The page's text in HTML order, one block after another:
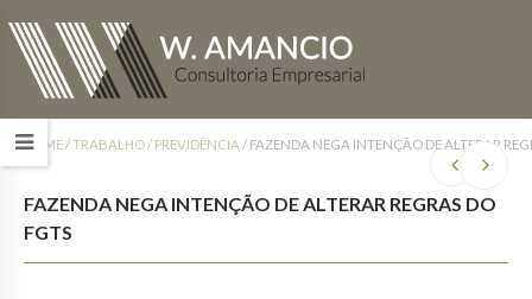
HOME/TRABALHO / PREVIDÊNCIA / FAZENDA NEGA INTENÇÃO DE ALTERAR
FAZENDA NEGA INTENÇÃO DE ALTERAR REGRAS DO
FGTS